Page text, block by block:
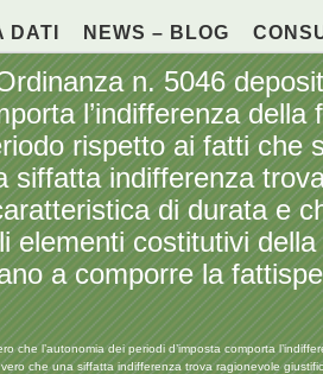
DATI NEWS – BLOG
n. 5046
l’indifferenza
rispetto ai fatti che
indifferenza
di durata e
elementi costitutivi
a comporre la
l’autonomia dei periodi d’imposta comporta
che una siffatta indifferenza trova ragionevole